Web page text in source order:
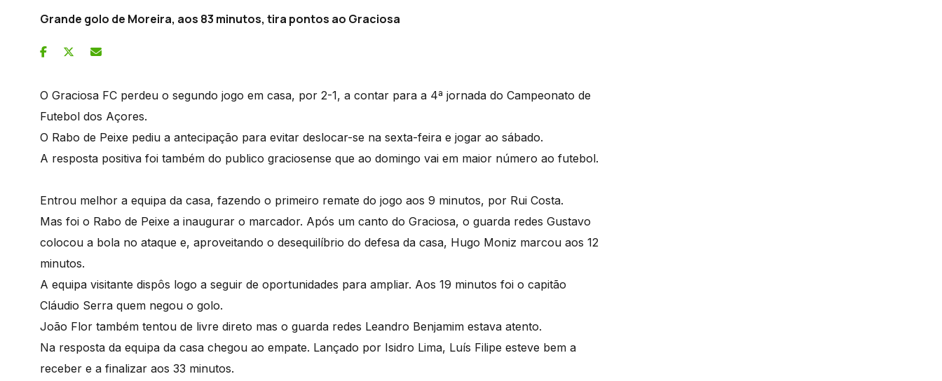
Grande golo de Moreira, aos 83 minutos, tira pontos ao Graciosa
O Graciosa FC perdeu o segundo jogo em casa, por 2-1, a contar para a 4ª jornada do Campeonato de
Futebol dos Açores.
O Rabo de Peixe pediu a antecipação para evitar deslocar-se na sexta-feira e jogar ao sábado.
A resposta positiva foi também do publico graciosense que ao domingo vai em maior número ao futebol.
Entrou melhor a equipa da casa, fazendo o primeiro remate do jogo aos 9 minutos, por Rui Costa.
Mas foi o Rabo de Peixe a inaugurar o marcador. Após um canto do Graciosa, o guarda redes Gustavo
colocou a bola no ataque e, aproveitando o desequilíbrio do defesa da casa, Hugo Moniz marcou aos 12
minutos.
A equipa visitante dispôs logo a seguir de oportunidades para ampliar. Aos 19 minutos foi o capitão
Cláudio Serra quem negou o golo.
João Flor também tentou de livre direto mas o guarda redes Leandro Benjamim estava atento.
Na resposta da equipa da casa chegou ao empate. Lançado por Isidro Lima, Luís Filipe esteve bem a
receber e a finalizar aos 33 minutos.